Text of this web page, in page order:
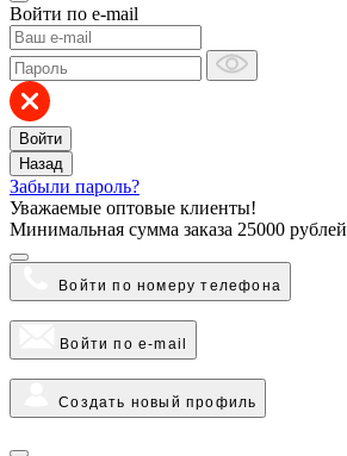
Войти по e-mail
Войти
Назад
Забыли пароль?
Уважаемые оптовые клиенты!
Минимальная сумма заказа 25000 рублей
Войти по номеру телефона
Войти по e-mail
Создать новый профиль